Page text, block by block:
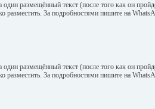
размещённый текст (после того как он
За подробностями пишите на
размещённый текст (после того как он
За подробностями пишите на